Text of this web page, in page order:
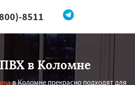
8511
мне
в Коломне
в Коломне прекрасно подходят для